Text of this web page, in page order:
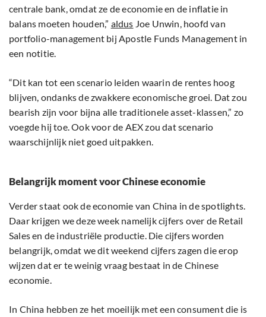
centrale bank, omdat ze de economie en de inflatie in
balans moeten houden,” aldus Joe Unwin, hoofd van
portfolio-management bij Apostle Funds Management in
een notitie.
“Dit kan tot een scenario leiden waarin de rentes hoog
blijven, ondanks de zwakkere economische groei. Dat zou
bearish zijn voor bijna alle traditionele asset-klassen,” zo
voegde hij toe. Ook voor de AEX zou dat scenario
waarschijnlijk niet goed uitpakken.
Belangrijk moment voor Chinese economie
Verder staat ook de economie van China in de spotlights.
Daar krijgen we deze week namelijk cijfers over de Retail
Sales en de industriële productie. Die cijfers worden
belangrijk, omdat we dit weekend cijfers zagen die erop
wijzen dat er te weinig vraag bestaat in de Chinese
economie.
In China hebben ze het moeilijk met een consument die is